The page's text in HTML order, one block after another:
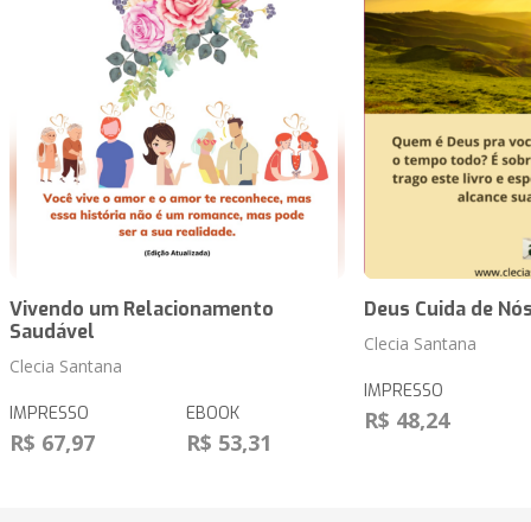
Vivendo um Relacionamento
Saudável
Clecia Santana
IMPRESSO
R$ 67,97
EBOOK
R$ 53,31
Deus Cuida de
Clecia Santana
IMPRESSO
R$ 48,24